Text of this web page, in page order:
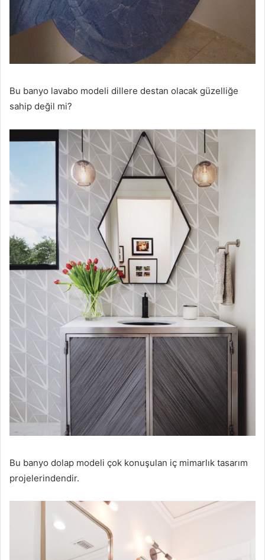
Bu banyo lavabo modeli dillere destan olacak güzelliğe
sahip değil mi?
Bu banyo dolap modeli çok konuşulan iç mimarlık tasarım
projelerindendir.